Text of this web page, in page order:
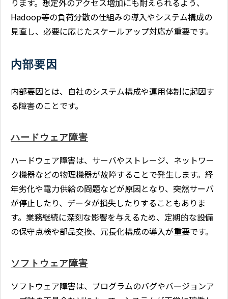
Hadoop等の負荷分散の仕組みの導入やシステム構成の
見直し、必要に応じたスケールアップ対応が重要です。
内部要因
内部要因とは、自社のシステム構成や運用体制に起因す
る障害のことです。
ハードウェア障害
ハードウェア障害は、サーバやストレージ、ネットワー
ク機器などの物理機器が故障することで発生します。経
年劣化や電力供給の問題などが原因となり、突然サーバ
が停止したり、データが損失したりすることもありま
す。業務継続に深刻な影響を与えるため、定期的な設備
の保守点検や部品交換、冗長化構成の導入が重要です。
ソフトウェア障害
ソフトウェア障害は、プログラムのバグやバージョンア